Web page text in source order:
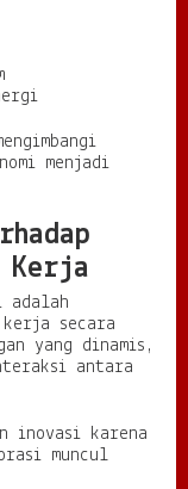
menjadi
Kerja
adalah
secara
yang dinamis,
antara
inovasi karena
muncul